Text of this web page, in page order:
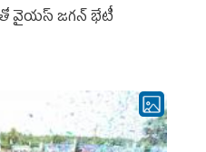
వైయస్ జగన్ భేటీ